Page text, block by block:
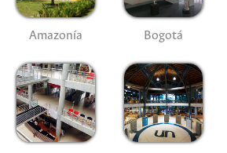
Amazonía Bogotá